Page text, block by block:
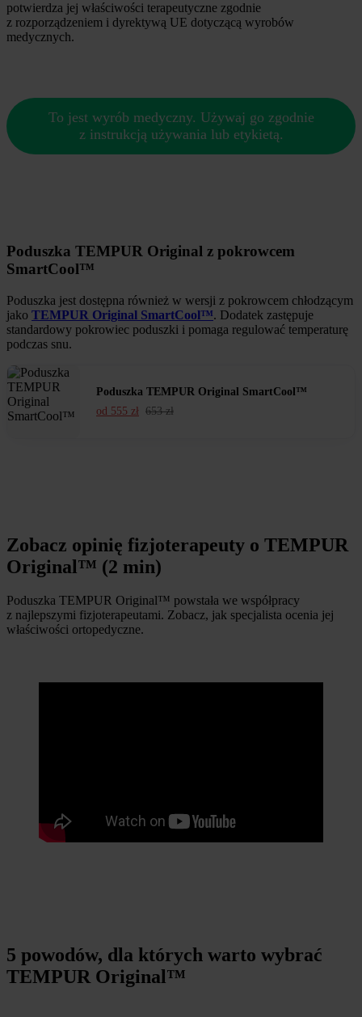
potwierdza jej właściwości terapeutyczne zgodnie
z rozporządzeniem i dyrektywą UE dotyczącą wyrobów
medycznych.
To jest wyrób medyczny. Używaj go zgodnie
z instrukcją używania lub etykietą.
Poduszka TEMPUR Original z pokrowcem
SmartCool™
Poduszka jest dostępna również w wersji z pokrowcem chłodzącym
jako TEMPUR Original SmartCool™. Dodatek zastępuje
standardowy pokrowiec poduszki i pomaga regulować temperaturę
podczas snu.
Poduszka TEMPUR Original SmartCool™
od 555 zł 653zł
Zobacz opinię fizjoterapeuty o TEMPUR
Original™ (2 min)
Poduszka TEMPUR Original™ powstała we współpracy
z najlepszymi fizjoterapeutami. Zobacz, jak specjalista ocenia jej
właściwości ortopedyczne.
5 powodów, dla których warto wybrać
TEMPUR Original™